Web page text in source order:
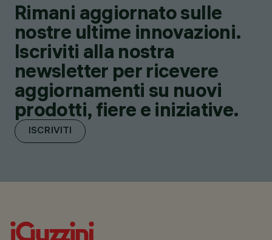
Rimani aggiornato sulle
nostre ultime innovazioni.
Iscriviti alla nostra
newsletter per ricevere
aggiornamenti su nuovi
prodotti, fiere e iniziative.
ISCRIVITI